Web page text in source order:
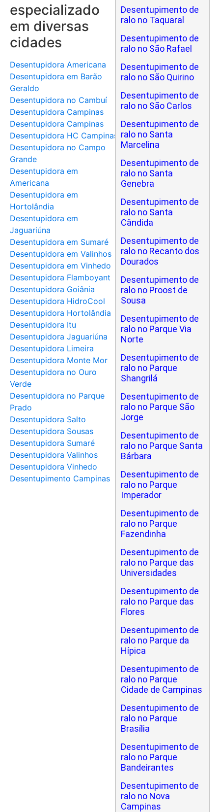
especializado
em diversas
cidades
Desentupidora Americana
Desentupidora em Barão
Geraldo
Desentupidora no Cambuí
Desentupidora Campinas
Desentupidora Campinas
Desentupidora HC Campinas
Desentupidora no Campo
Grande
Desentupidora em
Americana
Desentupidora em
Hortolândia
Desentupidora em
Jaguariúna
Desentupidora em Sumaré
Desentupidora em Valinhos
Desentupidora em Vinhedo
Desentupidora Flamboyant
Desentupidora Goiânia
Desentupidora HidroCool
Desentupidora Hortolândia
Desentupidora Itu
Desentupidora Jaguariúna
Desentupidora Limeira
Desentupidora Monte Mor
Desentupidora no Ouro
Verde
Desentupidora no Parque
Prado
Desentupidora Salto
Desentupidora Sousas
Desentupidora Sumaré
Desentupidora Valinhos
Desentupidora Vinhedo
Desentupimento Campinas
Desentupimento de
ralo no Taquaral
Desentupimento de
ralo no São Rafael
Desentupimento de
ralo no São Quirino
Desentupimento de
ralo no São Carlos
Desentupimento de
ralo no Santa
Marcelina
Desentupimento de
ralo no Santa
Genebra
Desentupimento de
ralo no Santa
Cândida
Desentupimento de
ralo no Recanto dos
Dourados
Desentupimento de
ralo no Proost de
Sousa
Desentupimento de
ralo no Parque Via
Norte
Desentupimento de
ralo no Parque
Shangrilá
Desentupimento de
ralo no Parque São
Jorge
Desentupimento de
ralo no Parque Santa
Bárbara
Desentupimento de
ralo no Parque
Imperador
Desentupimento de
ralo no Parque
Fazendinha
Desentupimento de
ralo no Parque das
Universidades
Desentupimento de
ralo no Parque das
Flores
Desentupimento de
ralo no Parque da
Hípica
Desentupimento de
ralo no Parque
Cidade de Campinas
Desentupimento de
ralo no Parque
Brasília
Desentupimento de
ralo no Parque
Bandeirantes
Desentupimento de
ralo no Nova
Campinas